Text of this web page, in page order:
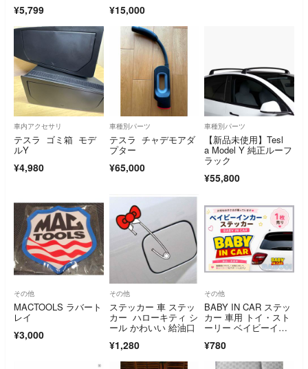
¥5,799 ¥15,000
車内アクセサリ
テスラ ゴミ箱 モデ
ルY
¥4,980
車種別パーツ
テスラ チャデモアダ
プター
¥65,000
車種別パーツ
【新品未使用】Tesl
a Model Y 純正ルーフ
ラック
¥55,800
その他
MACTOOLS ラバート
レイ
¥3,000
その他
ステッカー 車 ステッ
カー ハローキティ シ
ール かわいい 給油口
¥1,280
その他
BABY IN CAR ステッ
カー 車用 トイ・スト
ーリー ベイビーイン
¥780